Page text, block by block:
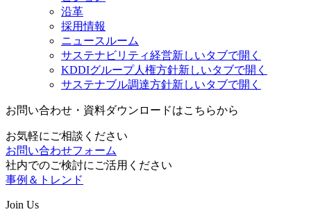
沿革
採用情報
ニュースルーム
サステナビリティ経営新しいタブで開く
KDDIグループ人権方針新しいタブで開く
サステナブル調達方針新しいタブで開く
お問い合わせ・資料ダウンロードはこちらから
お気軽にご相談ください
お問い合わせフォーム
社内でのご検討にご活用ください
事例＆トレンド
Join Us